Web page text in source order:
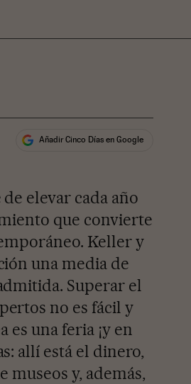
Añadir Cinco Días en Google
elevar cada año
que convierte
Keller y
una media de
Superar el
no es fácil y
una feria ¡y en
allí está el dinero,
y, además,